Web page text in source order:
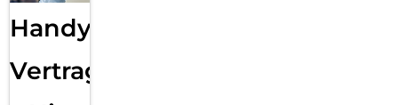
Handy
Vertragsabwicklung